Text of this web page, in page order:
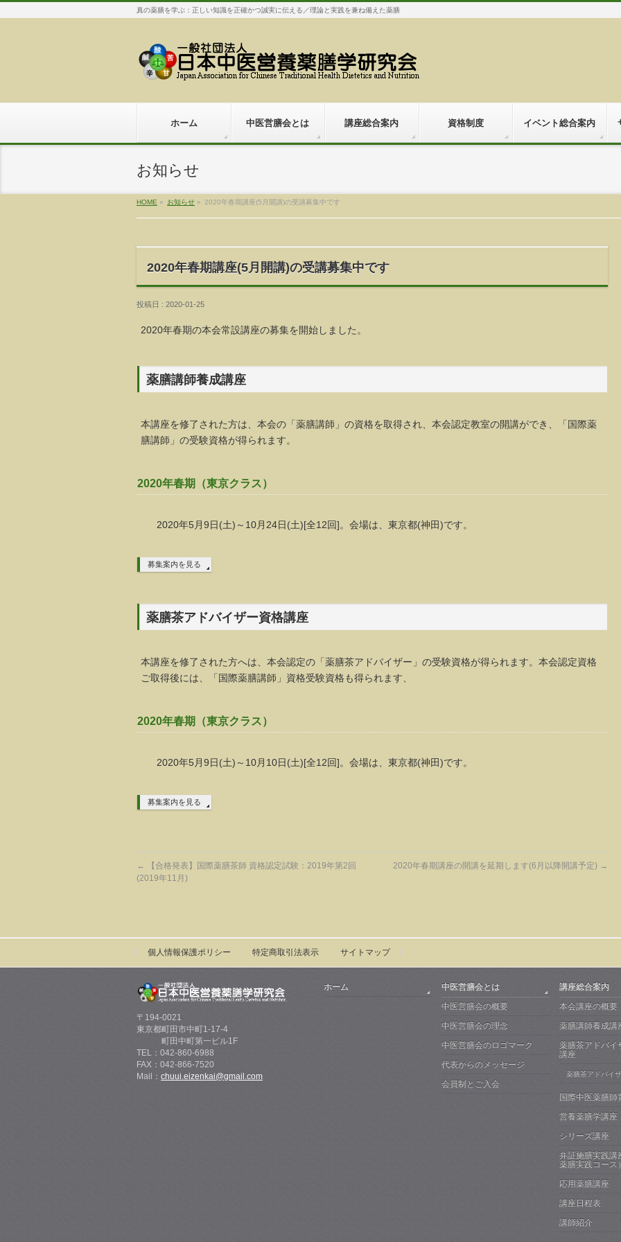
真の薬膳を学ぶ：正しい知識を正確かつ誠実に伝える／理論と実践を兼ね備えた薬膳
ホーム 中医営膳会とは 講座総合案内 資格制度 イベント総合案内
お知らせ
HOME » お知らせ » 2020年春期講座(5月開講)の受講募集中です
2020年春期講座(5月開講)の受講募集中です
投稿日 : 2020-01-25
2020年春期の本会常設講座の募集を開始しました。
薬膳講師養成講座
本講座を修了された方は、本会の「薬膳講師」の資格を取得され、本会認定教室の開講ができ、「国際薬
膳講師」の受験資格が得られます。
2020年春期（東京クラス）
2020年5月9日(土)～10月24日(土)[全12回]。会場は、東京都(神田)です。
募集案内を見る
薬膳茶アドバイザー資格講座
本講座を修了された方へは、本会認定の「薬膳茶アドバイザー」の受験資格が得られます。本会認定資格
ご取得後には、「国際薬膳講師」資格受験資格も得られます、
2020年春期（東京クラス）
2020年5月9日(土)～10月10日(土)[全12回]。会場は、東京都(神田)です。
募集案内を見る
←
【合格発表】国際薬膳茶師 資格認定試験：2019年第2回
(2019年11月)
2020年春期講座の開講を延期します(6月以降開講予定) →
個人情報保護ポリシー 特定商取引法表示 サイトマップ
〒194-0021
東京都町田市中町1-17-4
町田中町第一ビル1F
TEL：042-860-6988
FAX：042-866-7520
Mail： chuui.eizenkai@gmail.com
ホーム
中医営膳会とは
中医営膳会の概要
中医営膳会の理念
中医営膳会のロゴマーク
代表からのメッセージ
会員制とご入会
講座総合案内
本会講座の概要
薬膳講師養成講
薬膳茶アドバイ
講座
薬膳茶アドバイ
国際中医薬膳師
営養薬膳学講座
シリーズ講座
弁証施膳実践講
薬膳実践コース）
応用薬膳講座
講座日程表
講師紹介